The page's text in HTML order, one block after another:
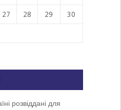
27 28 29 30
розвіддані для